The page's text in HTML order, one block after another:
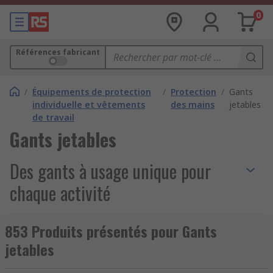
0
Références fabricant
/ Équipements de protection
individuelle et vêtements
de travail
/ Protection
des mains
/ Gants
jetables
Gants jetables
Des gants à usage unique pour
chaque activité
Besoin de gants jetables fiables pour assurer
hygiène et sécurité au travail ?RSmet à votre
disposition une sélection complète de gants à
853 Produits présentés pour Gants
jetables